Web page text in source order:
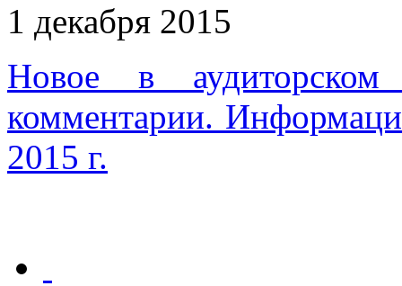
1 декабря 2015
Новое в аудиторском
комментарии.
2015 г.